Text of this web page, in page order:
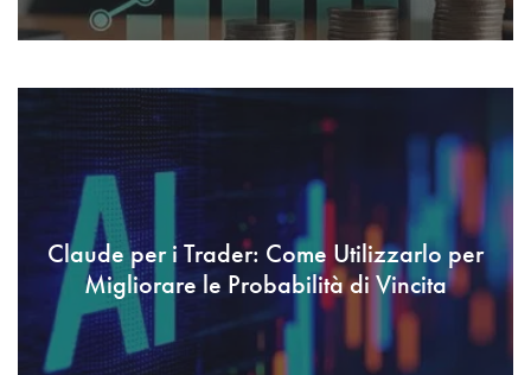
Claude per i Trader: Come Utilizzarlo per
Migliorare le Probabilità di Vincita